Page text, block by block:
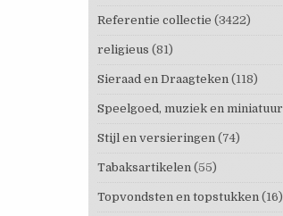
Referentie collectie (3422)
religieus (81)
Sieraad en Draagteken (118)
Speelgoed, muziek en miniatuur
Stijl en versieringen (74)
Tabaksartikelen (55)
Topvondsten en topstukken (16)